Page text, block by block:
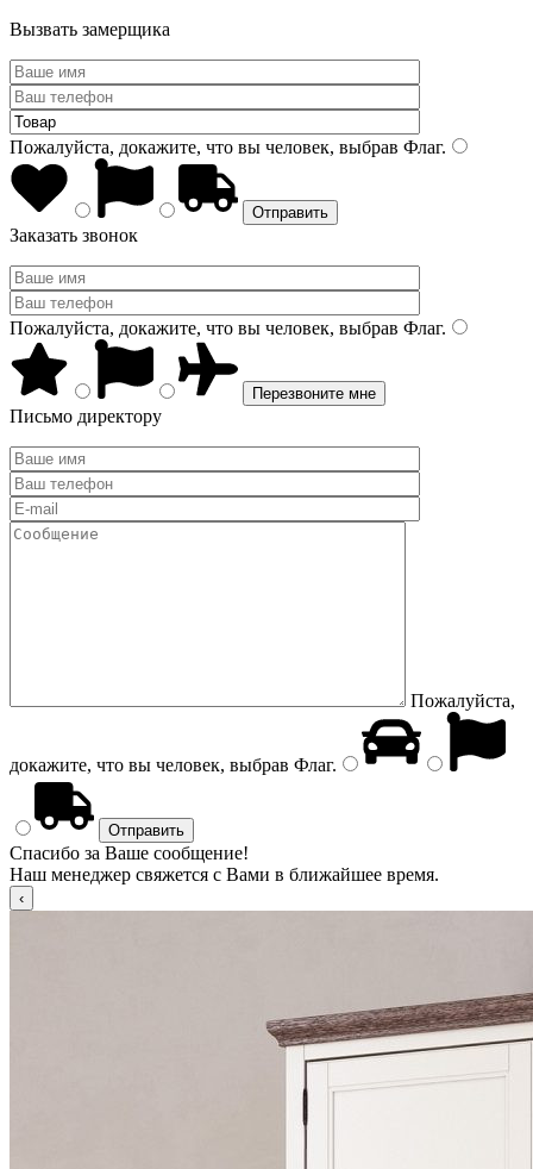
Вызвать замерщика
Пожалуйста, докажите, что вы человек, выбрав Флаг.
Заказать звонок
Пожалуйста, докажите, что вы человек, выбрав Флаг.
Письмо директору
Пожалуйста,
докажите, что вы человек, выбрав Флаг.
Спасибо за Ваше сообщение!
Наш менеджер свяжется с Вами в ближайшее время.